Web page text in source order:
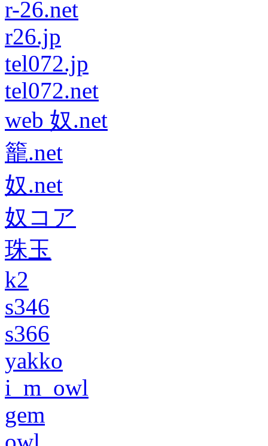
r-26.net
r26.jp
tel072.jp
tel072.net
web 奴.net
籠.net
奴.net
奴コア
珠玉
k2
s346
s366
yakko
i_m_owl
gem